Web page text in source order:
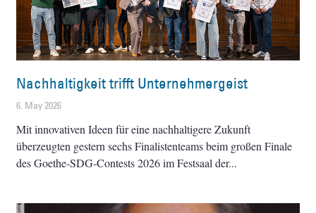
Nachhaltigkeit trifft Unternehmergeist
6. May 2026
Mit innovativen Ideen für eine nachhaltigere Zukunft
überzeugten gestern sechs Finalistenteams beim großen Finale
des Goethe-SDG-Contests 2026 im Festsaal der